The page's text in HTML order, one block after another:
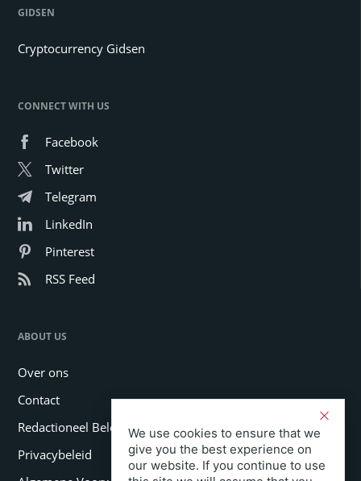
GIDSEN
Cryptocurrency Gidsen
CONNECT WITH US
Facebook
Twitter
Telegram
LinkedIn
Pinterest
RSS Feed
ABOUT US
Over ons
Contact
Redactioneel Beleid
Privacybeleid
We use cookies to ensure that we
give you the best experience on
our website. If you continue to use